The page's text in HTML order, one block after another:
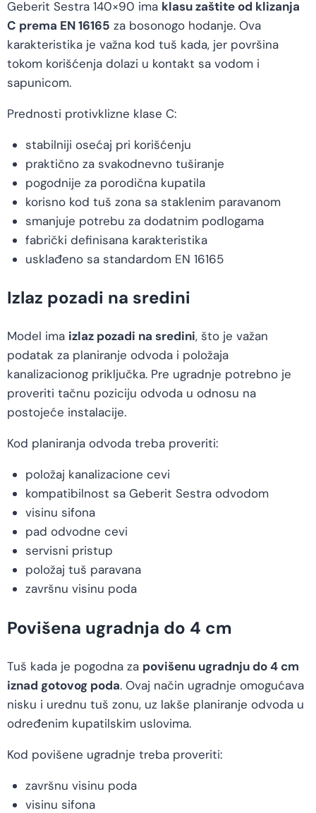
Geberit Sestra 140×90 ima klasu zaštite od klizanja
C prema EN 16165 za bosonogo hodanje. Ova
karakteristika je važna kod tuš kada, jer površina
tokom korišćenja dolazi u kontakt sa vodom i
sapunicom.
Prednosti protivklizne klase C:
stabilniji osećaj pri korišćenju
praktično za svakodnevno tuširanje
pogodnije za porodična kupatila
korisno kod tuš zona sa staklenim paravanom
smanjuje potrebu za dodatnim podlogama
fabrički definisana karakteristika
usklađeno sa standardom EN 16165
Izlaz pozadi na sredini
Model ima izlaz pozadi na sredini, što je važan
podatak za planiranje odvoda i položaja
kanalizacionog priključka. Pre ugradnje potrebno je
proveriti tačnu poziciju odvoda u odnosu na
postojeće instalacije.
Kod planiranja odvoda treba proveriti:
položaj kanalizacione cevi
kompatibilnost sa Geberit Sestra odvodom
visinu sifona
pad odvodne cevi
servisni pristup
položaj tuš paravana
završnu visinu poda
Povišena ugradnja do 4 cm
Tuš kada je pogodna za povišenu ugradnju do 4 cm
iznad gotovog poda. Ovaj način ugradnje omogućava
nisku i urednu tuš zonu, uz lakše planiranje odvoda u
određenim kupatilskim uslovima.
Kod povišene ugradnje treba proveriti:
završnu visinu poda
visinu sifona